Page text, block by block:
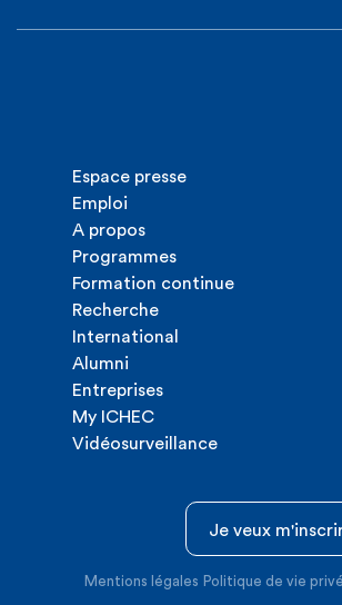
Espace presse
Emploi
A propos
Programmes
Formation continue
Recherche
International
Alumni
Entreprises
My ICHEC
Vidéosurveillance
Je veux
Mentions légales Politique de vie